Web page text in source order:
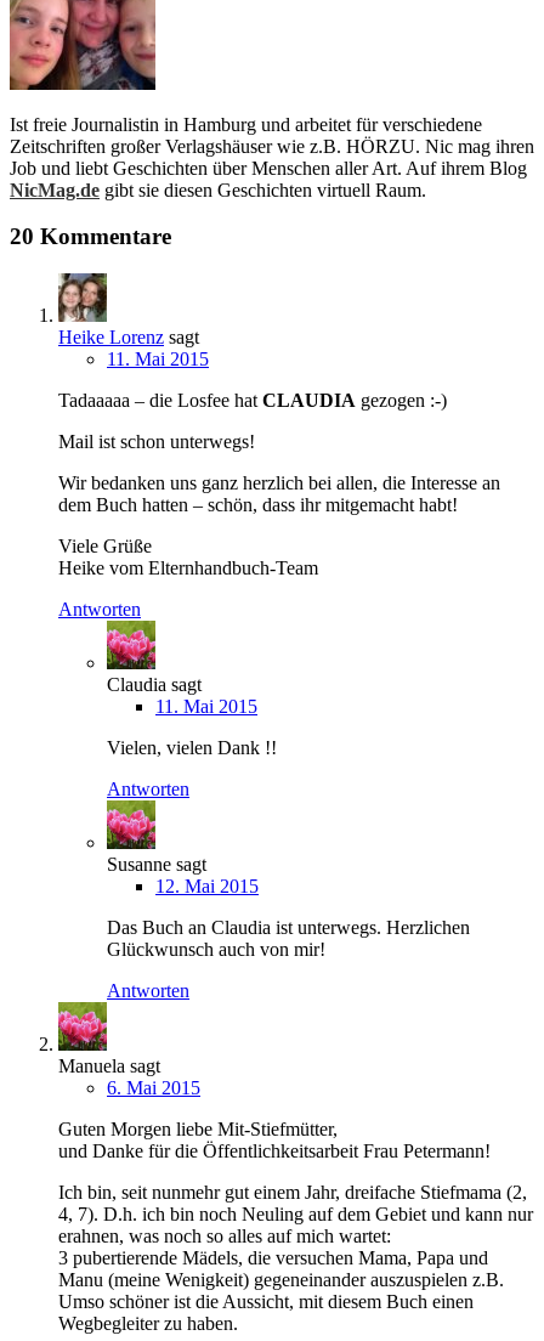
Ist freie Journalistin in Hamburg und arbeitet für verschiedene
Zeitschriften großer Verlagshäuser wie z.B. HÖRZU. Nic mag ihren
Job und liebt Geschichten über Menschen aller Art. Auf ihrem Blog
NicMag.de gibt sie diesen Geschichten virtuell Raum.
20 Kommentare
Heike Lorenz sagt
11. Mai 2015
Tadaaaaa – die Losfee hat CLAUDIA gezogen :-)
Mail ist schon unterwegs!
Wir bedanken uns ganz herzlich bei allen, die Interesse an
dem Buch hatten – schön, dass ihr mitgemacht habt!
Viele Grüße
Heike vom Elternhandbuch-Team
Antworten
Claudia sagt
11. Mai 2015
Vielen, vielen Dank !!
Antworten
Susanne sagt
12. Mai 2015
Das Buch an Claudia ist unterwegs. Herzlichen
Glückwunsch auch von mir!
Antworten
Manuela sagt
6. Mai 2015
Guten Morgen liebe Mit-Stiefmütter,
und Danke für die Öffentlichkeitsarbeit Frau Petermann!
Ich bin, seit nunmehr gut einem Jahr, dreifache Stiefmama (2,
4, 7). D.h. ich bin noch Neuling auf dem Gebiet und kann nur
erahnen, was noch so alles auf mich wartet:
3 pubertierende Mädels, die versuchen Mama, Papa und
Manu (meine Wenigkeit) gegeneinander auszuspielen z.B.
Umso schöner ist die Aussicht, mit diesem Buch einen
Wegbegleiter zu haben.